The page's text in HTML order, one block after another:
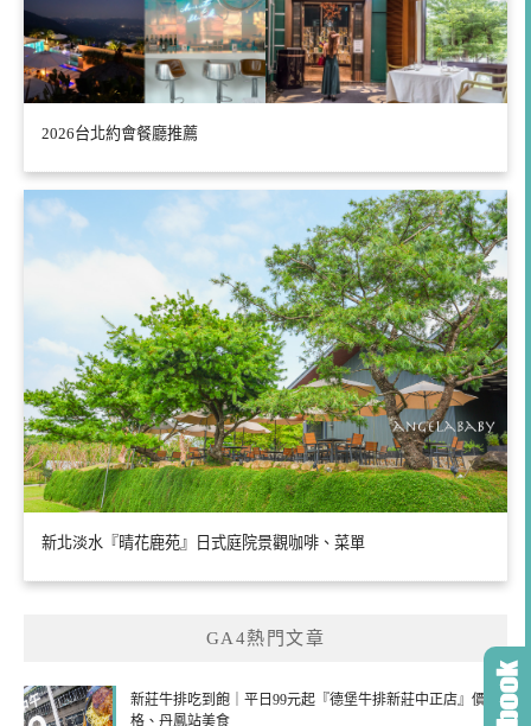
2026台北約會餐廳推薦
新北淡水『晴花鹿苑』日式庭院景觀咖啡、菜單
GA4熱門文章
新莊牛排吃到飽｜平日99元起『德堡牛排新莊中正店』價
格、丹鳳站美食